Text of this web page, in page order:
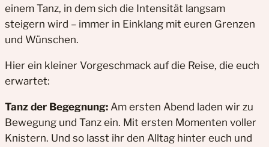
einem Tanz, in dem sich die Intensität langsam
steigern wird – immer in Einklang mit euren Grenzen
und Wünschen.
Hier ein kleiner Vorgeschmack auf die Reise, die euch
erwartet:
Tanz der Begegnung: Am ersten Abend laden wir zu
Bewegung und Tanz ein. Mit ersten Momenten voller
Knistern. Und so lasst ihr den Alltag hinter euch und